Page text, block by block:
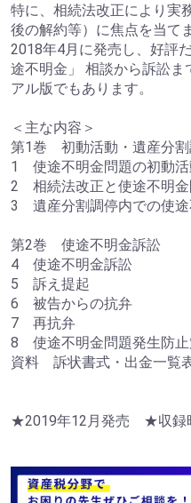
特に、相続法改正により実
後の解約等）に焦点を当て
2018年4月に発売し、好評
途不明金」 相談から訴訟
アル版でもあります。
＜主な内容＞
第1巻 初動活動・遺産分割
1 使途不明金問題の初動活
2 相続法改正と使途不明金
3 遺産分割調停内での使途
第2巻 使途不明金訴訟
4 使途不明金訴訟
5 訴え提起
6 被告からの抗弁
7 再抗弁
8 使途不明金問題発生防
資料 訴状書式・出金一覧
★2019年12月発売 ★収録